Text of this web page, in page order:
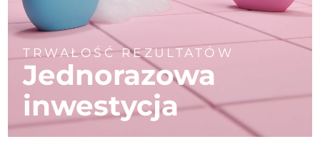
TRWAŁOŚĆ REZULTATÓW
Jednorazowa
inwestycja